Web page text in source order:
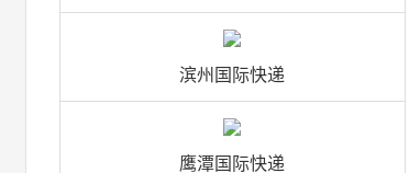
滨州国际快递
鹰潭国际快递